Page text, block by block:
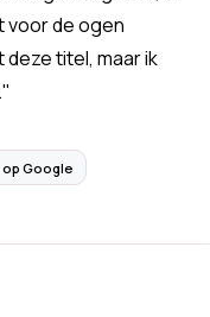
voor de ogen
deze titel, maar ik
Google